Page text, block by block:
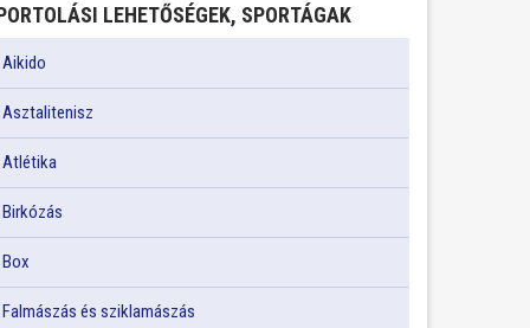
LEHETŐSÉGEK, SPORTÁGAK
Aikido
Asztalitenisz
Atlétika
Birkózás
Box
Falmászás és sziklamászás